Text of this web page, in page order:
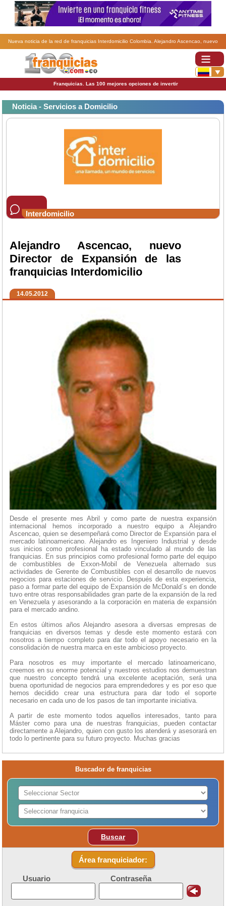
Nueva noticia de la red de franquicias Interdomicilio Colombia. Alejandro Ascencao, nuevo
Director de Expansión de las franquicias Interdomicilio.
Franquicias. Las 100 mejores opciones de invertir
Noticia - Servicios a Domicilio
Interdomicilio
Alejandro Ascencao, nuevo
Director de Expansión de las
franquicias Interdomicilio
14.05.2012
Desde el presente mes Abril y como parte de nuestra expansión
internacional hemos incorporado a nuestro equipo a Alejandro
Ascencao, quien se desempeñará como Director de Expansión para el
mercado latinoamericano. Alejandro es Ingeniero Industrial y desde
sus inicios como profesional ha estado vinculado al mundo de las
franquicias. En sus principios como profesional formo parte del equipo
de combustibles de Exxon-Mobil de Venezuela alternado sus
actividades de Gerente de Combustibles con el desarrollo de nuevos
negocios para estaciones de servicio. Después de esta experiencia,
paso a formar parte del equipo de Expansión de McDonald´s en donde
tuvo entre otras responsabilidades gran parte de la expansión de la red
en Venezuela y asesorando a la corporación en materia de expansión
para el mercado andino.
En estos últimos años Alejandro asesora a diversas empresas de
franquicias en diversos temas y desde este momento estará con
nosotros a tiempo completo para dar todo el apoyo necesario en la
consolidación de nuestra marca en este ambicioso proyecto.
Para nosotros es muy importante el mercado latinoamericano,
creemos en su enorme potencial y nuestros estudios nos demuestran
que nuestro concepto tendrá una excelente aceptación, será una
buena oportunidad de negocios para emprendedores y es por eso que
hemos decidido crear una estructura para dar todo el soporte
necesario en cada uno de los pasos de tan importante iniciativa.
A partir de este momento todos aquellos interesados, tanto para
Máster como para una de nuestras franquicias, pueden contactar
directamente a Alejandro, quien con gusto los atenderá y asesorará en
todo lo pertinente para su futuro proyecto. Muchas gracias
Buscador de franquicias
Buscar
Área franquiciador:
Usuario Contraseña